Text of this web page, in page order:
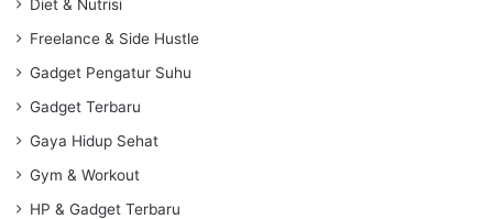
Diet & Nutrisi
Freelance & Side Hustle
Gadget Pengatur Suhu
Gadget Terbaru
Gaya Hidup Sehat
Gym & Workout
HP & Gadget Terbaru